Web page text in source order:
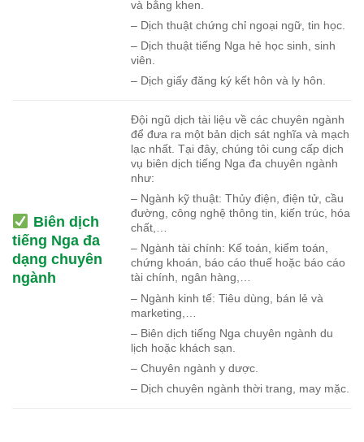
và bằng khen.
– Dịch thuật chứng chỉ ngoại ngữ, tin học.
– Dịch thuật tiếng Nga hẻ học sinh, sinh
viên.
– Dịch giấy đăng ký kết hôn và ly hôn.
Biên dịch
tiếng Nga đa
dạng chuyên
ngành
Đội ngũ dịch tài liệu về các chuyên ngành
để đưa ra một bản dịch sát nghĩa và mạch
lạc nhất. Tại đây, chúng tôi cung cấp dịch
vụ biên dịch tiếng Nga đa chuyên ngành
như:
– Ngành kỹ thuật: Thủy điện, điện tử, cầu
đường, công nghệ thông tin, kiến trúc, hóa
chất,…
– Ngành tài chính: Kế toán, kiểm toán,
chứng khoán, báo cáo thuế hoặc báo cáo
tài chính, ngân hàng,…
– Ngành kinh tế: Tiêu dùng, bán lẻ và
marketing,…
– Biên dịch tiếng Nga chuyên ngành du
lịch hoặc khách sạn.
– Chuyên ngành y dược.
– Dịch chuyên ngành thời trang, may mặc.